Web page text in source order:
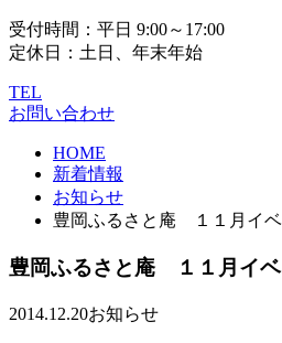
受付時間：平日 9:00～17:00
定休日：土日、年末年始
TEL
お問い合わせ
HOME
新着情報
お知らせ
豊岡ふるさと庵 １１月イ
豊岡ふるさと庵 １１月イ
2014.12.20お知らせ